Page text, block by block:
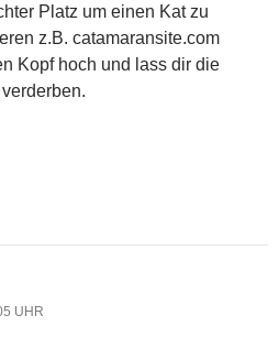
Platz um einen Kat zu
z.B. catamaransite.com
Kopf hoch und lass dir die
UHR